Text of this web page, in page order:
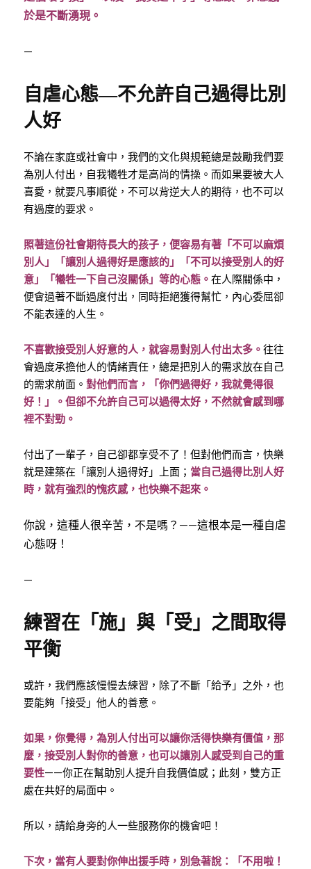
於是不斷湧現。
—
自虐心態—不允許自己過得比別
人好
不論在家庭或社會中，我們的文化與規範總是鼓勵我們要
為別人付出，自我犧牲才是高尚的情操。而如果要被大人
喜愛，就要凡事順從，不可以背逆大人的期待，也不可以
有過度的要求。
照著這份社會期待長大的孩子，便容易有著「不可以麻煩
別人」「讓別人過得好是應該的」「不可以接受別人的好
意」「犧牲一下自己沒關係」等的心態。 在人際關係中，
便會過著不斷過度付出，同時拒絕獲得幫忙，內心委屈卻
不能表達的人生。
不喜歡接受別人好意的人，就容易對別人付出太多。 往往
會過度承擔他人的情緒責任，總是把別人的需求放在自己
的需求前面。 對他們而言，「你們過得好，我就覺得很
好！」。但卻不允許自己可以過得太好，不然就會感到哪
裡不對勁。
付出了一輩子，自己卻都享受不了！但對他們而言，快樂
就是建築在「讓別人過得好」上面； 當自己過得比別人好
時，就有強烈的愧疚感，也快樂不起來。
你說，這種人很辛苦，不是嗎？——這根本是一種自虐
心態呀！
—
練習在「施」與「受」之間取得
平衡
或許，我們應該慢慢去練習，除了不斷「給予」之外，也
要能夠「接受」他人的善意。
如果，你覺得，為別人付出可以讓你活得快樂有價值，那
麼，接受別人對你的善意，也可以讓別人感受到自己的重
要性——你正在幫助別人提升自我價值感；此刻，雙方正
處在共好的局面中。
所以，請給身旁的人一些服務你的機會吧！
下次，當有人要對你伸出援手時，別急著說：「不用啦！